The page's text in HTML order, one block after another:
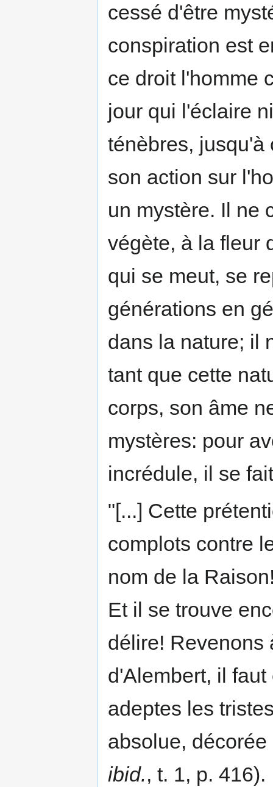
cessé d'être
conspiration est
ce droit l'homme
jour qui l'éclaire
ténèbres, jusqu'à
son action sur
un mystère. Il ne
végète, à la fleur
qui se meut, se
générations en
dans la nature; il
tant que cette
corps, son âme
mystères: pour
incrédule, il se
"[...] Cette
complots contre
nom de la
Et il se trouve
délire! Revenons
d'Alembert, il
adeptes les
absolue,
ibid., t. 1, p. 416).